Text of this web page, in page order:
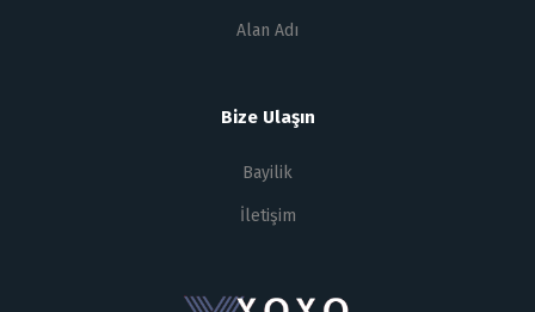
Alan Adı
Bize Ulaşın
Bayilik
İletişim